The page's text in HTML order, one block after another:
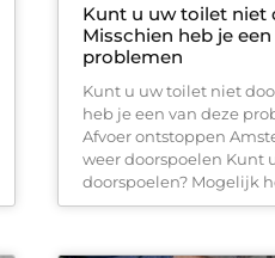
Kunt u uw toilet niet
Misschien heb je
problemen
Kunt u uw toilet niet
heb je een van deze
Afvoer ontstoppen
weer doorspoelen Kunt
doorspoelen? Mogelijk